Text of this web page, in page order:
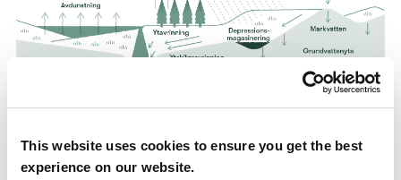
This website uses cookies to ensure you get the best
experience on our website.
Bild 12. Vattnet transporteras mellan olika reservoarer med
hjälp av nederbörd, avdunstning, avrinning och förflyttelse